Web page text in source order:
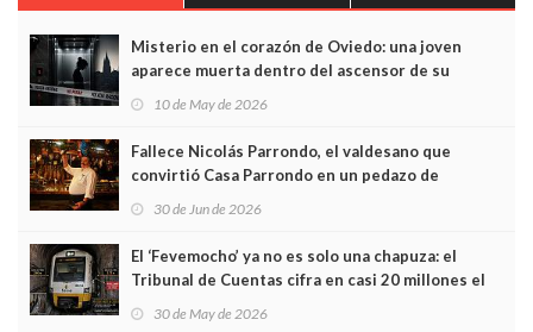
Misterio en el corazón de Oviedo: una joven
aparece muerta dentro del ascensor de su
edificio y las cámaras captan sus últimos minutos
10 de May de 2026
Fallece Nicolás Parrondo, el valdesano que
convirtió Casa Parrondo en un pedazo de
Asturias en Madrid
30 de Jun de 2026
El ‘Fevemocho’ ya no es solo una chapuza: el
Tribunal de Cuentas cifra en casi 20 millones el
sobrecoste de los trenes que no cabían por los
30 de May de 2026